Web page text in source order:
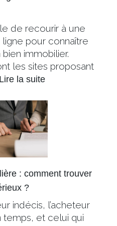
de recourir à une
pour connaître
immobilier.
les sites proposant
Lire la suite
: comment trouver
?
indécis, l’acheteur
temps, et celui qui